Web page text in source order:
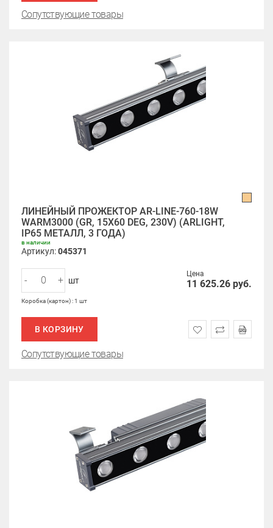
Сопутствующие товары
ЛИНЕЙНЫЙ ПРОЖЕКТОР AR-LINE-760-18W
WARM3000 (GR, 15X60 DEG, 230V) (ARLIGHT,
IP65 МЕТАЛЛ, 3 ГОДА)
в наличии
Артикул:045371
Цена
11 625.26 руб.
- + шт
Коробка (картон) : 1 шт
В КОРЗИНУ
Сопутствующие товары